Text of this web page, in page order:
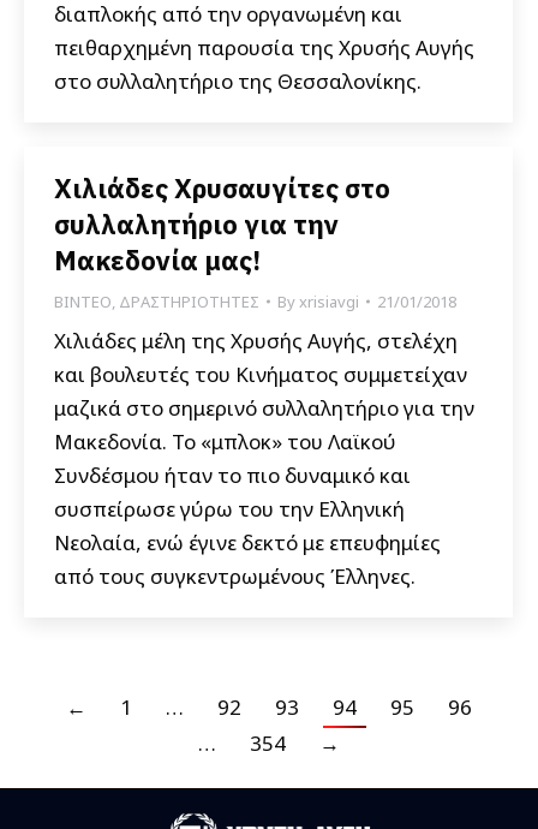
διαπλοκής από την οργανωμένη και
πειθαρχημένη παρουσία της Χρυσής Αυγής
στο συλλαλητήριο της Θεσσαλονίκης.
Χιλιάδες Χρυσαυγίτες στο
συλλαλητήριο για την
Μακεδονία μας!
ΒΙΝΤΕΟ, ΔΡΑΣΤΗΡΙΟΤΗΤΕΣ Byxrisiavgi 21/01/2018
Χιλιάδες μέλη της Χρυσής Αυγής, στελέχη
και βουλευτές του Κινήματος συμμετείχαν
μαζικά στο σημερινό συλλαλητήριο για την
Μακεδονία. Το «μπλοκ» του Λαϊκού
Συνδέσμου ήταν το πιο δυναμικό και
συσπείρωσε γύρω του την Ελληνική
Νεολαία, ενώ έγινε δεκτό με επευφημίες
από τους συγκεντρωμένους Έλληνες.
← 1 … 92 93 94 95
96
…
354 →